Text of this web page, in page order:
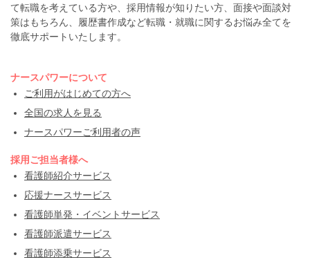
て転職を考えている方や、採用情報が知りたい方、面接や面談対
策はもちろん、履歴書作成など転職・就職に関するお悩み全てを
徹底サポートいたします。
ナースパワーについて
ご利用がはじめての方へ
全国の求人を見る
ナースパワーご利用者の声
採用ご担当者様へ
看護師紹介サービス
応援ナースサービス
看護師単発・イベントサービス
看護師派遣サービス
看護師添乗サービス